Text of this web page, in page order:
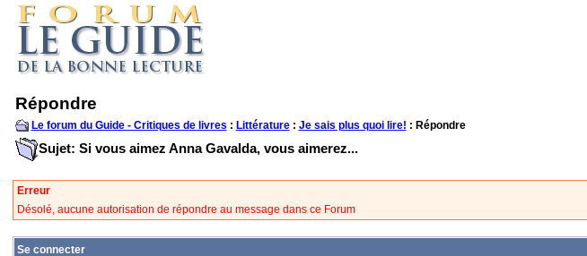
Répondre
Le forum du Guide - Critiques de livres : Littérature: Je sais plus quoi lire! : Répondre
Sujet: Si vous aimez Anna Gavalda, vous aimerez...
Erreur
Désolé, aucune autorisation de répondre au message dans ce Forum
Se connecter